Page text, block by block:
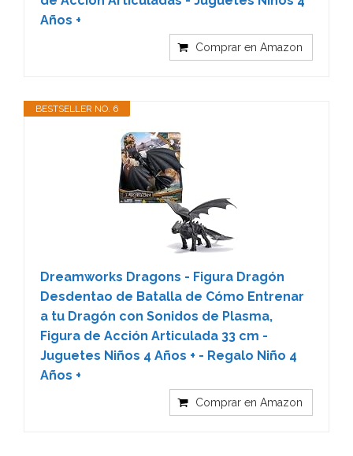
Años +
Comprar en Amazon
BESTSELLER NO. 6
Dreamworks Dragons - Figura Dragón
Desdentao de Batalla de Cómo Entrenar
a tu Dragón con Sonidos de Plasma,
Figura de Acción Articulada 33 cm -
Juguetes Niños 4 Años + - Regalo Niño 4
Años +
Comprar en Amazon